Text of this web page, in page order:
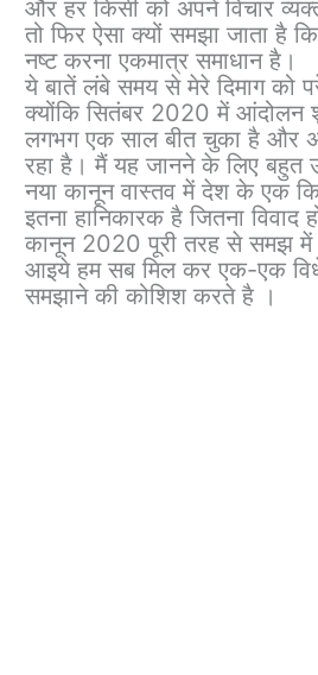
और हर किसी को अपने विचार
तो फिर ऐसा क्यों समझा जाता है
नष्ट करना एकमात्र समाधान है।
ये बातें लंबे समय से मेरे दिमाग को
क्योंकि सितंबर 2020 में
लगभग एक साल बीत चुका है और
रहा है। मैं यह जानने के लिए बहुत
नया कानून वास्तव में देश के एक
इतना हानिकारक है जितना विवाद
कानून 2020 पूरी तरह से समझ में
आइये हम सब मिल कर एक-एक
समझाने की कोशिश करते है ।